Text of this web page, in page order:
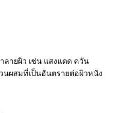
ายผิว เช่น แสงแดด ควัน
นผสมที่เป็นอันตรายต่อผิวหนัง